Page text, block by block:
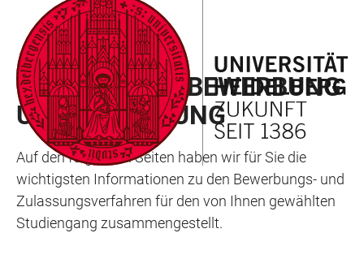
LINKS
ZUR
BARRIEREFREIHEIT
ZUM
HAUPTINHALT
HAUPTNAVIGATION
ÖFFNEN
WEBSEITENSUCHE
ÖFFNEN
MEIN WEG ZU BEWERBUNG
UND ZULASSUNG
Auf den folgenden Seiten haben wir für Sie die
wichtigsten Informationen zu den Bewerbungs- und
Zulassungsverfahren für den von Ihnen gewählten
Studiengang zusammengestellt.